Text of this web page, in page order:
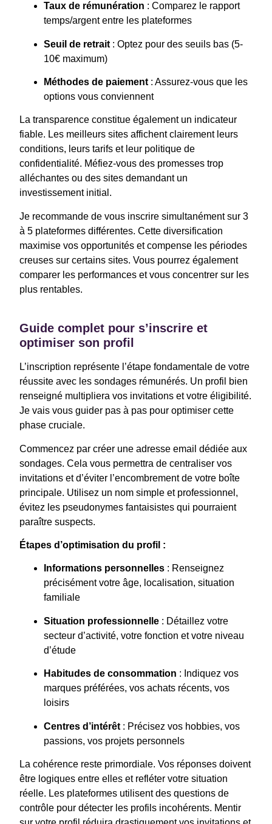
Taux de rémunération : Comparez le rapport
temps/argent entre les plateformes
Seuil de retrait : Optez pour des seuils bas (5-
10€ maximum)
Méthodes de paiement : Assurez-vous que les
options vous conviennent
La transparence constitue également un indicateur
fiable. Les meilleurs sites affichent clairement leurs
conditions, leurs tarifs et leur politique de
confidentialité. Méfiez-vous des promesses trop
alléchantes ou des sites demandant un
investissement initial.
Je recommande de vous inscrire simultanément sur 3
à 5 plateformes différentes. Cette diversification
maximise vos opportunités et compense les périodes
creuses sur certains sites. Vous pourrez également
comparer les performances et vous concentrer sur les
plus rentables.
Guide complet pour s’inscrire et
optimiser son profil
L’inscription représente l’étape fondamentale de votre
réussite avec les sondages rémunérés. Un profil bien
renseigné multipliera vos invitations et votre éligibilité.
Je vais vous guider pas à pas pour optimiser cette
phase cruciale.
Commencez par créer une adresse email dédiée aux
sondages. Cela vous permettra de centraliser vos
invitations et d’éviter l’encombrement de votre boîte
principale. Utilisez un nom simple et professionnel,
évitez les pseudonymes fantaisistes qui pourraient
paraître suspects.
Étapes d’optimisation du profil :
Informations personnelles : Renseignez
précisément votre âge, localisation, situation
familiale
Situation professionnelle : Détaillez votre
secteur d’activité, votre fonction et votre niveau
d’étude
Habitudes de consommation : Indiquez vos
marques préférées, vos achats récents, vos
loisirs
Centres d’intérêt : Précisez vos hobbies, vos
passions, vos projets personnels
La cohérence reste primordiale. Vos réponses doivent
être logiques entre elles et refléter votre situation
réelle. Les plateformes utilisent des questions de
contrôle pour détecter les profils incohérents. Mentir